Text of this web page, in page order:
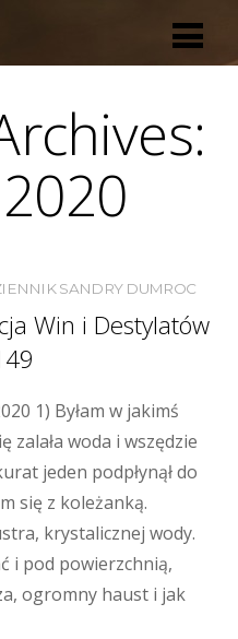
SANDRY DUMROC
Win i Destylatów
1) Byłam w jakimś
zalała woda i wszędzie
jeden podpłynął do
się z koleżanką.
krystalicznej wody.
i pod powierzchnią,
ogromny haust i jak